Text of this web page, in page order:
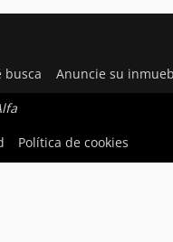
busca Anuncie su
Política de cookies